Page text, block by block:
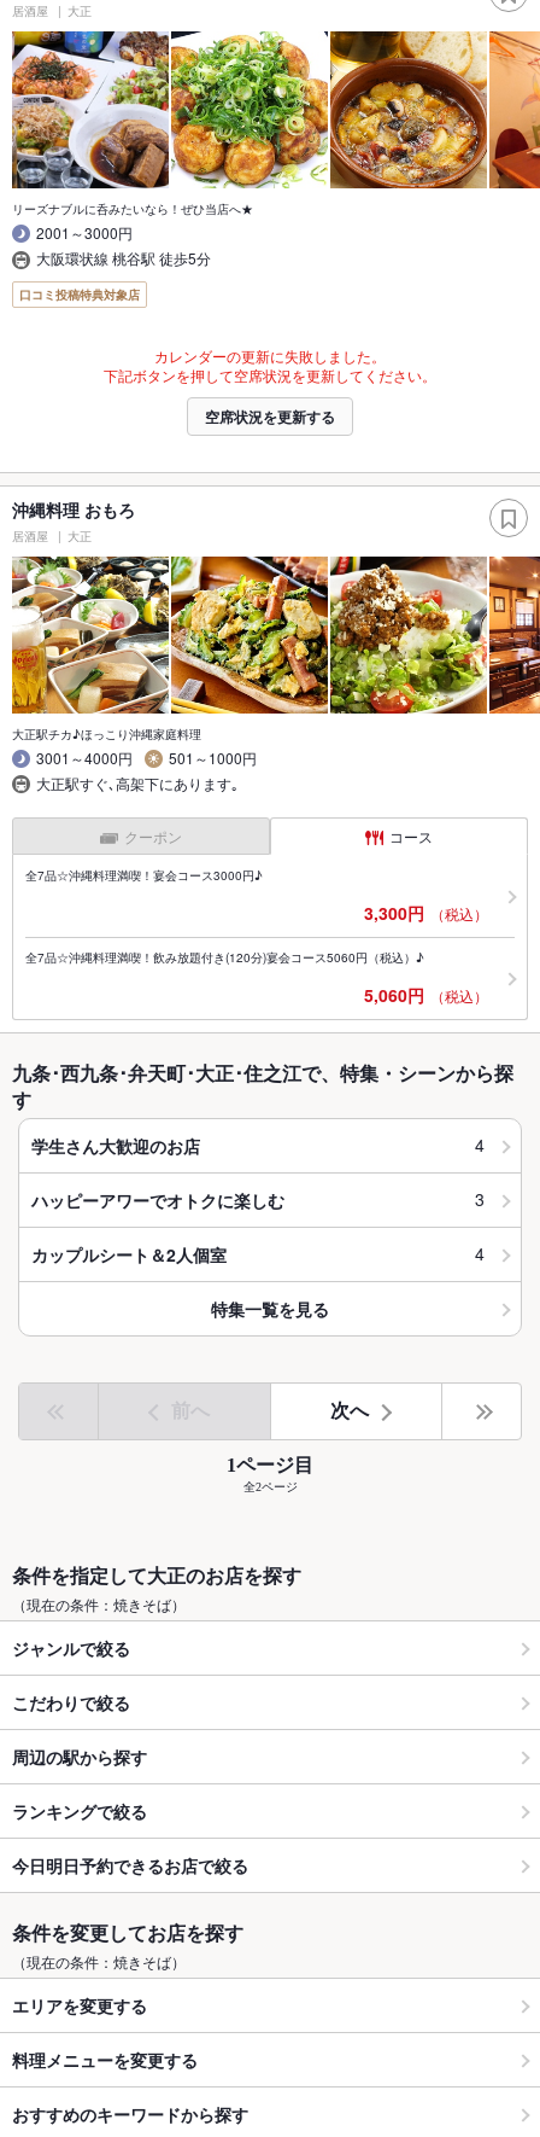
居酒屋 大正
リーズナブルに呑みたいなら！ぜひ当店へ★
2001～3000円
大阪環状線 桃谷駅 徒歩5分
口コミ投稿特典対象店
カレンダーの更新に失敗しました。
下記ボタンを押して空席状況を更新してください。
空席状況を更新する
沖縄料理 おもろ
居酒屋 大正
大正駅チカ♪ほっこり沖縄家庭料理
3001～4000円
501～1000円
大正駅すぐ､高架下にあります｡
クーポン コース
全7品☆沖縄料理満喫！宴会コース3000円♪
3,300円 （税込）
全7品☆沖縄料理満喫！飲み放題付き(120分)宴会コース5060円（税込）♪
5,060円 （税込）
九条･西九条･弁天町･大正･住之江で、特集・シーンから探
す
学生さん大歓迎のお店 4
ハッピーアワーでオトクに楽しむ 3
カップルシート＆2人個室 4
特集一覧を見る
前へ 次へ
1ページ目
全2ページ
条件を指定して大正のお店を探す
（現在の条件：焼きそば）
ジャンルで絞る
こだわりで絞る
周辺の駅から探す
ランキングで絞る
今日明日予約できるお店で絞る
条件を変更してお店を探す
（現在の条件：焼きそば）
エリアを変更する
料理メニューを変更する
おすすめのキーワードから探す